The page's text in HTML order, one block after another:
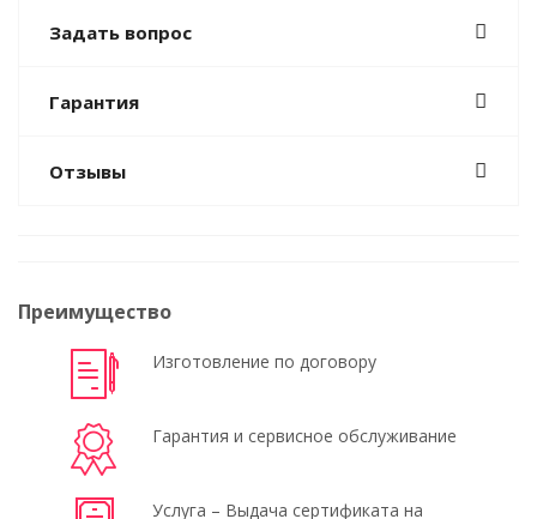
Задать вопрос
Гарантия
Отзывы
Преимущество
Изготовление по договору
Гарантия и сервисное обслуживание
Услуга – Выдача сертификата на